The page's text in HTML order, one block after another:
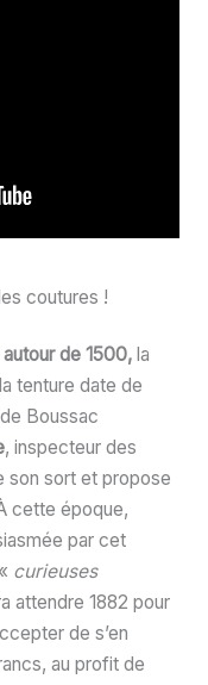
coutures !
de 1500,la
tenture date de
Boussac
, inspecteur des
son sort et propose
cette époque,
par cet
curieuses
attendre 1882 pour
de s’en
au profit de